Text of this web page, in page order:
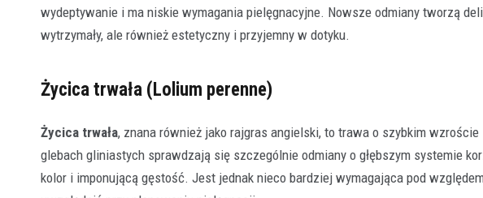
wydeptywanie i ma niskie wymagania pielęgnacyjne. Nowsze odmiany tworzą
wytrzymały, ale również estetyczny i przyjemny w dotyku.
Życica trwała (Lolium perenne)
Życica trwała, znana również jako rajgras angielski, to trawa o szybkim
glebach gliniastych sprawdzają się szczególnie odmiany o głębszym systemie
kolor i imponującą gęstość. Jest jednak nieco bardziej wymagająca pod